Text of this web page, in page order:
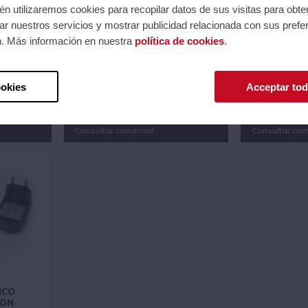
192
CONTROLADOR DMX DE 6
Consultar comercial.
Ref.: LALDMX-
Código EAN
Consultar
utilizaremos cookies para recopilar datos de sus visitas para
nuestros servicios y mostrar publicidad relacionada con sus
Más información en nuestra política de cookies.
Acceptar